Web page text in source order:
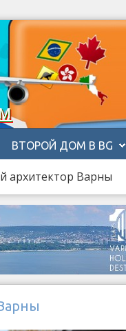
ВТОРОЙ ДОМ В BG
архитектор Варны